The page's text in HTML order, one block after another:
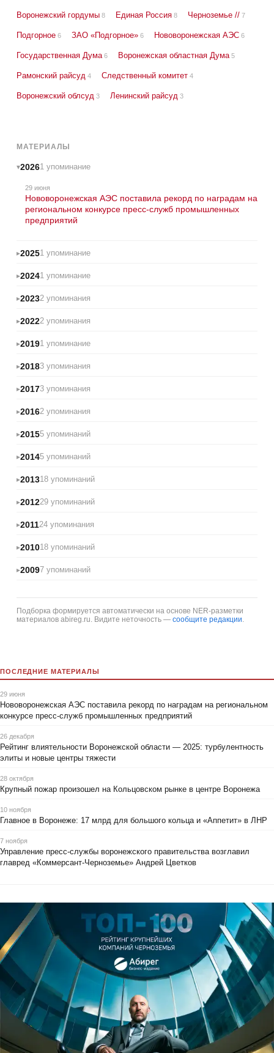
Воронежский гордумы 8 Единая Россия 8 Черноземье // 7
Подгорное 6 ЗАО «Подгорное» 6 Нововоронежская АЭС 6
Государственная Дума 6 Воронежская областная Дума 5
Рамонский райсуд 4 Следственный комитет 4
Воронежский облсуд 3 Ленинский райсуд 3
МАТЕРИАЛЫ
20261 упоминание
29 июня
Нововоронежская АЭС поставила рекорд по наградам на
региональном конкурсе пресс-служб промышленных
предприятий
20251 упоминание
20241 упоминание
20232 упоминания
20222 упоминания
20191 упоминание
20183 упоминания
20173 упоминания
20162 упоминания
20155 упоминаний
20145 упоминаний
201318 упоминаний
201229 упоминаний
201124 упоминания
201018 упоминаний
20097 упоминаний
Подборка формируется автоматически на основе NER-разметки
материалов abireg.ru. Видите неточность — сообщите редакции
ПОСЛЕДНИЕ МАТЕРИАЛЫ
29 июня
Нововоронежская АЭС поставила рекорд по наградам на региональном
конкурсе пресс-служб промышленных предприятий
26 декабря
Рейтинг влиятельности Воронежской области — 2025: турбулентность
элиты и новые центры тяжести
28 октября
Крупный пожар произошел на Кольцовском рынке в центре Воронежа
10 ноября
Главное в Воронеже: 17 млрд для большого кольца и «Аппетит» в ЛНР
7 ноября
Управление пресс-службы воронежского правительства возглавил
главред «Коммерсант-Черноземье» Андрей Цветков